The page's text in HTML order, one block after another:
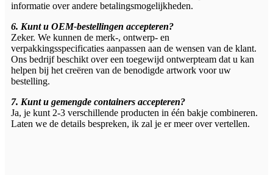
informatie over andere betalingsmogelijkheden.
6. Kunt u OEM-bestellingen accepteren?
Zeker. We kunnen de merk-, ontwerp- en
verpakkingsspecificaties aanpassen aan de wensen van de klant.
Ons bedrijf beschikt over een toegewijd ontwerpteam dat u kan
helpen bij het creëren van de benodigde artwork voor uw
bestelling.
7. Kunt u gemengde containers accepteren?
Ja, je kunt 2-3 verschillende producten in één bakje combineren.
Laten we de details bespreken, ik zal je er meer over vertellen.